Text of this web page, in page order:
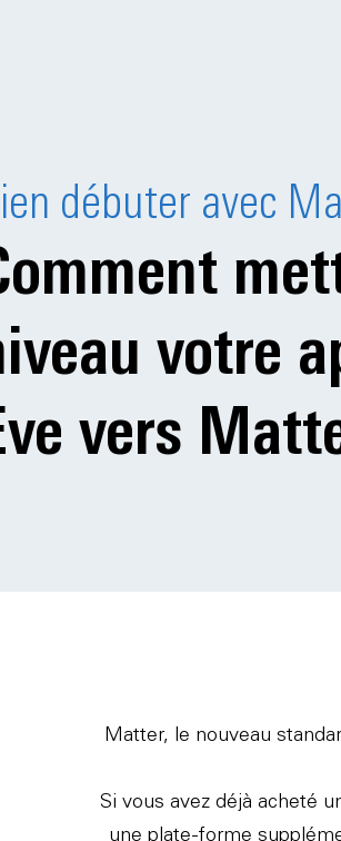
débuter avec
votre
vers
Matter, le nouveau
Si vous avez déjà acheté
une plate-forme